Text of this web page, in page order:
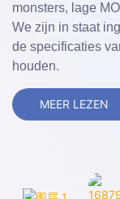
monsters, lage
We zijn in staat
de specificaties
houden.
MEER LEZEN